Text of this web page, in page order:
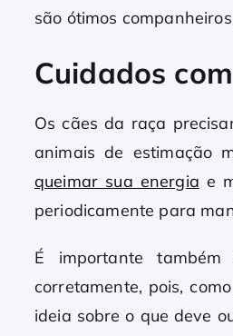
são ótimos
Cuidados
Os cães da raça
animais de estimação
queimar sua energia e
periodicamente para
É importante
corretamente, pois,
ideia sobre o que deve